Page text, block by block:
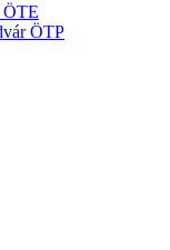
ÖTE
ÖTP